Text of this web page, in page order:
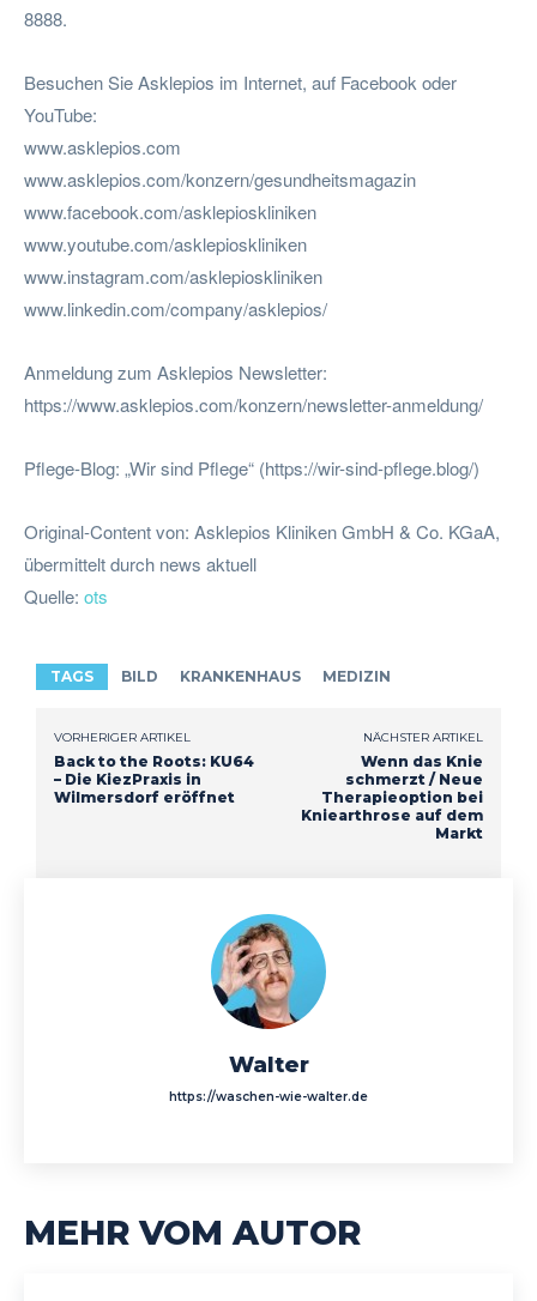
8888.
Besuchen Sie Asklepios im Internet, auf Facebook oder
YouTube:
www.asklepios.com
www.asklepios.com/konzern/gesundheitsmagazin
www.facebook.com/asklepioskliniken
www.youtube.com/asklepioskliniken
www.instagram.com/asklepioskliniken
www.linkedin.com/company/asklepios/
Anmeldung zum Asklepios Newsletter:
https://www.asklepios.com/konzern/newsletter-anmeldung/
Pflege-Blog: „Wir sind Pflege“ (https://wir-sind-pflege.blog/)
Original-Content von: Asklepios Kliniken GmbH & Co. KGaA,
übermittelt durch news aktuell
Quelle: ots
TAGS BILD KRANKENHAUS MEDIZIN
VORHERIGER ARTIKEL
Back to the Roots: KU64
– Die KiezPraxis in
Wilmersdorf eröffnet
NÄCHSTER ARTIKEL
Wenn das Knie
schmerzt / Neue
Therapieoption bei
Kniearthrose auf dem
Markt
Walter
https://waschen-wie-walter.de
MEHR VOM AUTOR